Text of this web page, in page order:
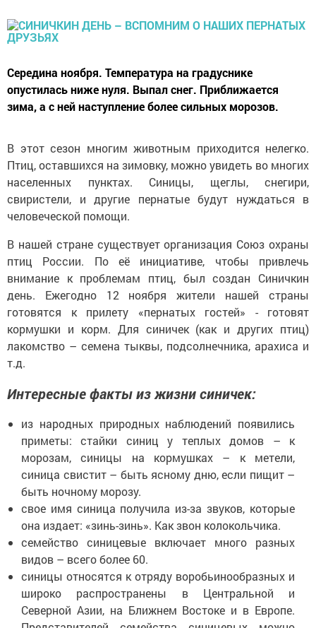
Середина ноября. Температура на градуснике
опустилась ниже нуля. Выпал снег. Приближается
зима, а с ней наступление более сильных морозов.
В этот сезон многим животным приходится нелегко.
Птиц, оставшихся на зимовку, можно увидеть во многих
населенных пунктах. Синицы, щеглы, снегири,
свиристели, и другие пернатые будут нуждаться в
человеческой помощи.
В нашей стране существует организация Союз охраны
птиц России. По её инициативе, чтобы привлечь
внимание к проблемам птиц, был создан Синичкин
день. Ежегодно 12 ноября жители нашей страны
готовятся к прилету «пернатых гостей» - готовят
кормушки и корм. Для синичек (как и других птиц)
лакомство – семена тыквы, подсолнечника, арахиса и
т.д.
Интересные факты из жизни синичек:
из народных природных наблюдений появились
приметы: стайки синиц у теплых домов – к
морозам, синицы на кормушках – к метели,
синица свистит – быть ясному дню, если пищит –
быть ночному морозу.
свое имя синица получила из-за звуков, которые
она издает: «зинь-зинь». Как звон колокольчика.
семейство синицевые включает много разных
видов – всего более 60.
синицы относятся к отряду воробьинообразных и
широко распространены в Центральной и
Северной Азии, на Ближнем Востоке и в Европе.